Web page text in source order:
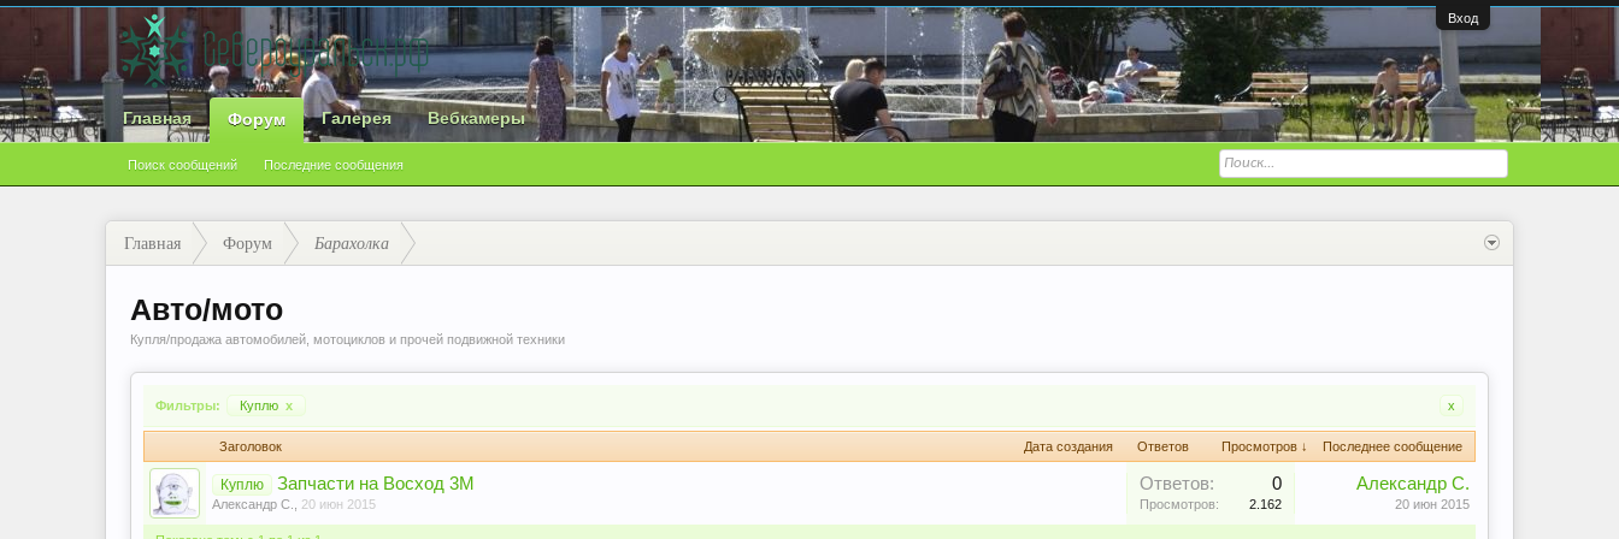
Вход
Главная Форум
Поиск сообщений Последние сообщения
Галерея Вебкамеры
Главная Форум Барахолка
Авто/мото
Купля/продажа автомобилей, мотоциклов и прочей подвижной техники
Фильтры: Куплю x x
Заголовок Дата создания Ответов Просмотров ↓ Последнее сообщение
Куплю Запчасти на Восход 3М
Александр С. 20 июн 2015
Ответов: 0
Просмотров: 2.162
Александр С.
20 июн 2015